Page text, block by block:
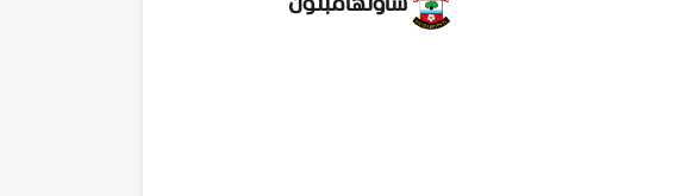
ساوثهامبتون